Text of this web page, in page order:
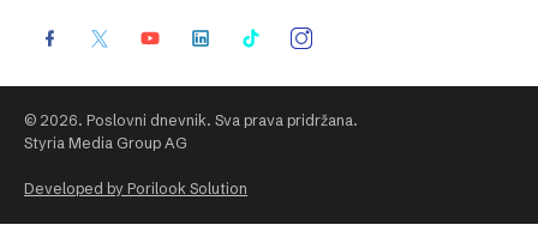
© 2026. Poslovni dnevnik. Sva prava pridržana.
Styria Media Group AG
Developed by Porilook Solution